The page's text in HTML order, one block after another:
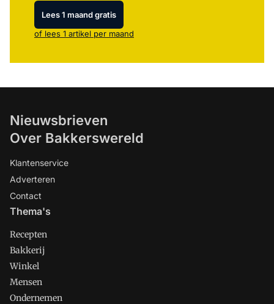
Lees 1 maand gratis
of lees 1 artikel per maand
Nieuwsbrieven
Over Bakkerswereld
Klantenservice
Adverteren
Contact
Thema's
Recepten
Bakkerij
Winkel
Mensen
Ondernemen